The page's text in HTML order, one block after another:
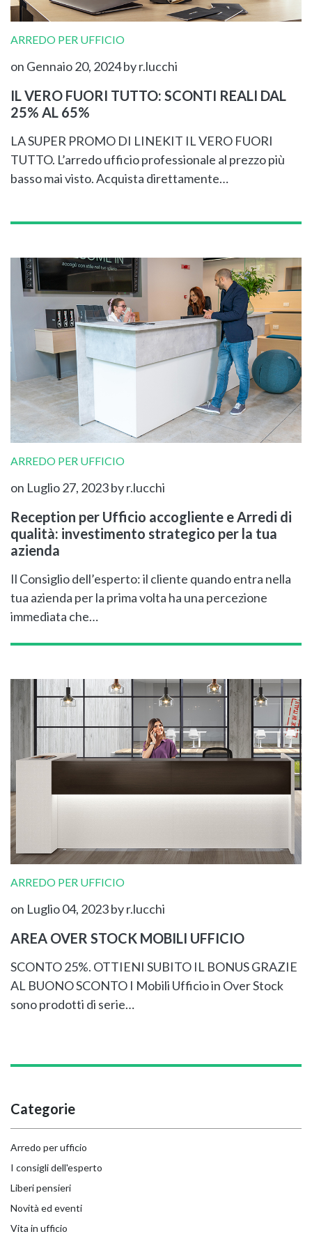
ARREDO PER UFFICIO
on Gennaio 20, 2024by r.lucchi
IL VERO FUORI TUTTO: SCONTI REALI DAL
25% AL 65%
LA SUPER PROMO DI LINEKIT IL VERO FUORI
TUTTO. L’arredo ufficio professionale al prezzo più
basso mai visto. Acquista direttamente…
ARREDO PER UFFICIO
on Luglio 27, 2023by r.lucchi
Reception per Ufficio accogliente e Arredi di
qualità: investimento strategico per la tua
azienda
Il Consiglio dell’esperto: il cliente quando entra nella
tua azienda per la prima volta ha una percezione
immediata che…
ARREDO PER UFFICIO
on Luglio 04, 2023by r.lucchi
AREA OVER STOCK MOBILI UFFICIO
SCONTO 25%. OTTIENI SUBITO IL BONUS GRAZIE
AL BUONO SCONTO I Mobili Ufficio in Over Stock
sono prodotti di serie…
Categorie
Arredo per ufficio
I consigli dell'esperto
Liberi pensieri
Novità ed eventi
Vita in ufficio